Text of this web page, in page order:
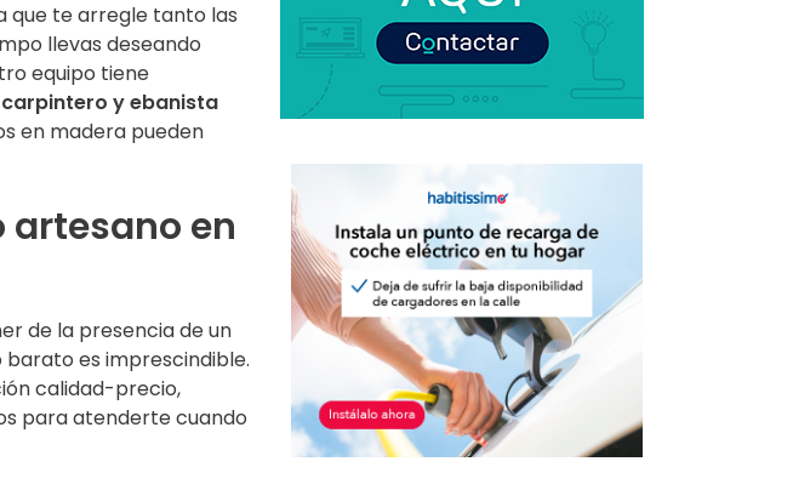
que te arregle tanto las
llevas deseando
equipo tiene
carpintero y ebanista
en madera pueden
artesano en
de la presencia de un
barato es imprescindible.
calidad-precio,
para atenderte cuando